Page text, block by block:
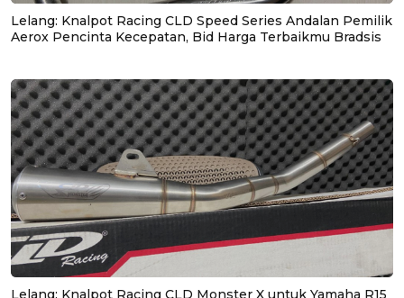
Lelang: Knalpot Racing CLD Speed Series Andalan Pemilik
Aerox Pencinta Kecepatan, Bid Harga Terbaikmu Bradsis
Lelang: Knalpot Racing CLD Monster X untuk Yamaha R15